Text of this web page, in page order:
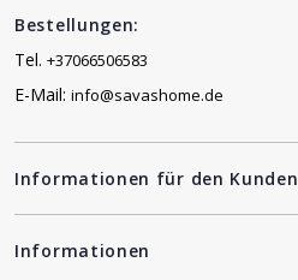
Bestellungen:
Tel. +37066506583
E-Mail: info@savashome.de
Informationen für den Kunden
Informationen